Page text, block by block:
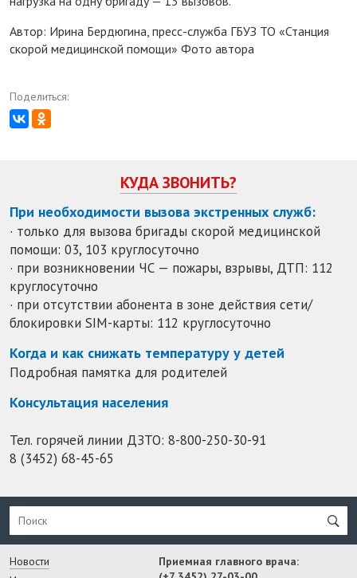
Автор: Ирина Бердюгина, пресс-служба ГБУЗ ТО «Станция
скорой медицинской помощи» Фото автора
Поделиться:
КУДА ЗВОНИТЬ?
При необходимости вызова экстренных служб:
· только для вызова бригады скорой медицинской
помощи: 03, 103 круглосуточно
· при возникновении ЧС — пожары, взрывы, ДТП: 112
круглосуточно
· при отсутствии абонента в зоне действия сети/
блокировки SIM-карты: 112 круглосуточно
Когда и как снижать температуру у детей
Подробная памятка для родителей
Консультация населения
Тел. горячей линии ДЗТО: 8-800-250-30-91
8 (3452) 68-45-65
Новости
Приемная главного врача: